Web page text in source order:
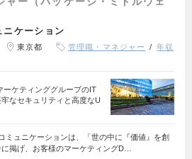
ニケーション
東京都 管理職・マネジャー
年収
ーケティンググループのIT
なセキュリティと高度なU
ミュニケーションは、「世の中に『価値』を創
掲げ、お客様のマーケティングD…